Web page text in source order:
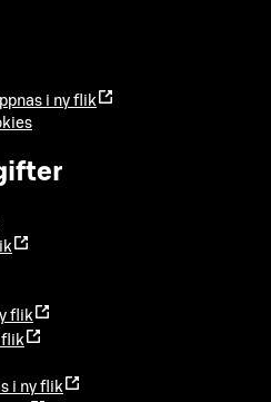
i ny flik
flik
flik
i ny flik